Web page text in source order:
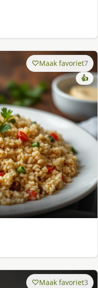
Maak favoriet7
👍
Maak favoriet3